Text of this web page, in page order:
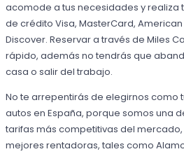
acomode a tus necesidades y realiza
de crédito Visa, MasterCard, American
Discover. Reservar a través de Miles
rápido, además no tendrás que
casa o salir del trabajo.
No te arrepentirás de elegirnos como
autos en España, porque somos una
tarifas más competitivas del
mejores rentadoras, tales como